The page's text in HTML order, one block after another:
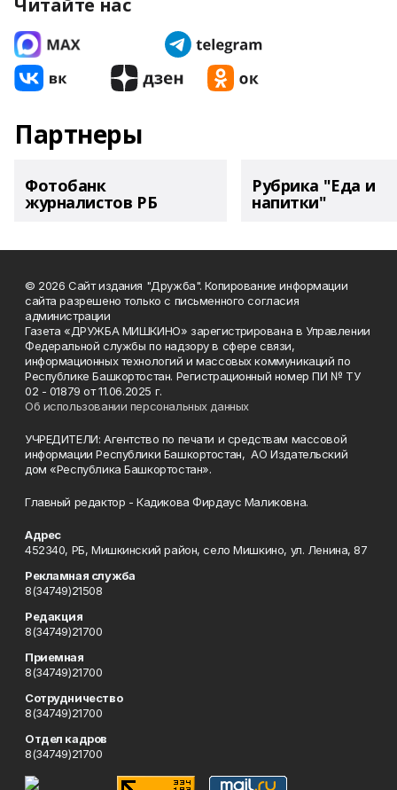
Читайте нас
Партнеры
Фотобанк
журналистов РБ
Рубрика "Еда и
напитки"
© 2026 Сайт издания "Дружба". Копирование информации
сайта разрешено только с письменного согласия
администрации
Газета «ДРУЖБА МИШКИНО» зарегистрирована в Управлении
Федеральной службы по надзору в сфере связи,
информационных технологий и массовых коммуникаций по
Республике Башкортостан. Регистрационный номер ПИ № ТУ
02 - 01879 от 11.06.2025 г.
Об использовании персональных данных
УЧРЕДИТЕЛИ: Агентство по печати и средствам массовой
информации Республики Башкортостан, АО Издательский
дом «Республика Башкортостан».
Главный редактор - Кадикова Фирдаус Маликовна.
Адрес
452340, РБ, Мишкинский район, село Мишкино, ул. Ленина, 87
Рекламная служба
8(34749)21508
Редакция
8(34749)21700
Приемная
8(34749)21700
Сотрудничество
8(34749)21700
Отдел кадров
8(34749)21700